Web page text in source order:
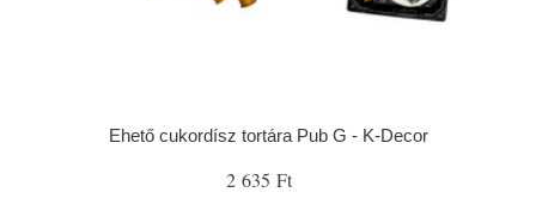
Ehető cukordísz tortára Pub G - K-Decor
2 635 Ft